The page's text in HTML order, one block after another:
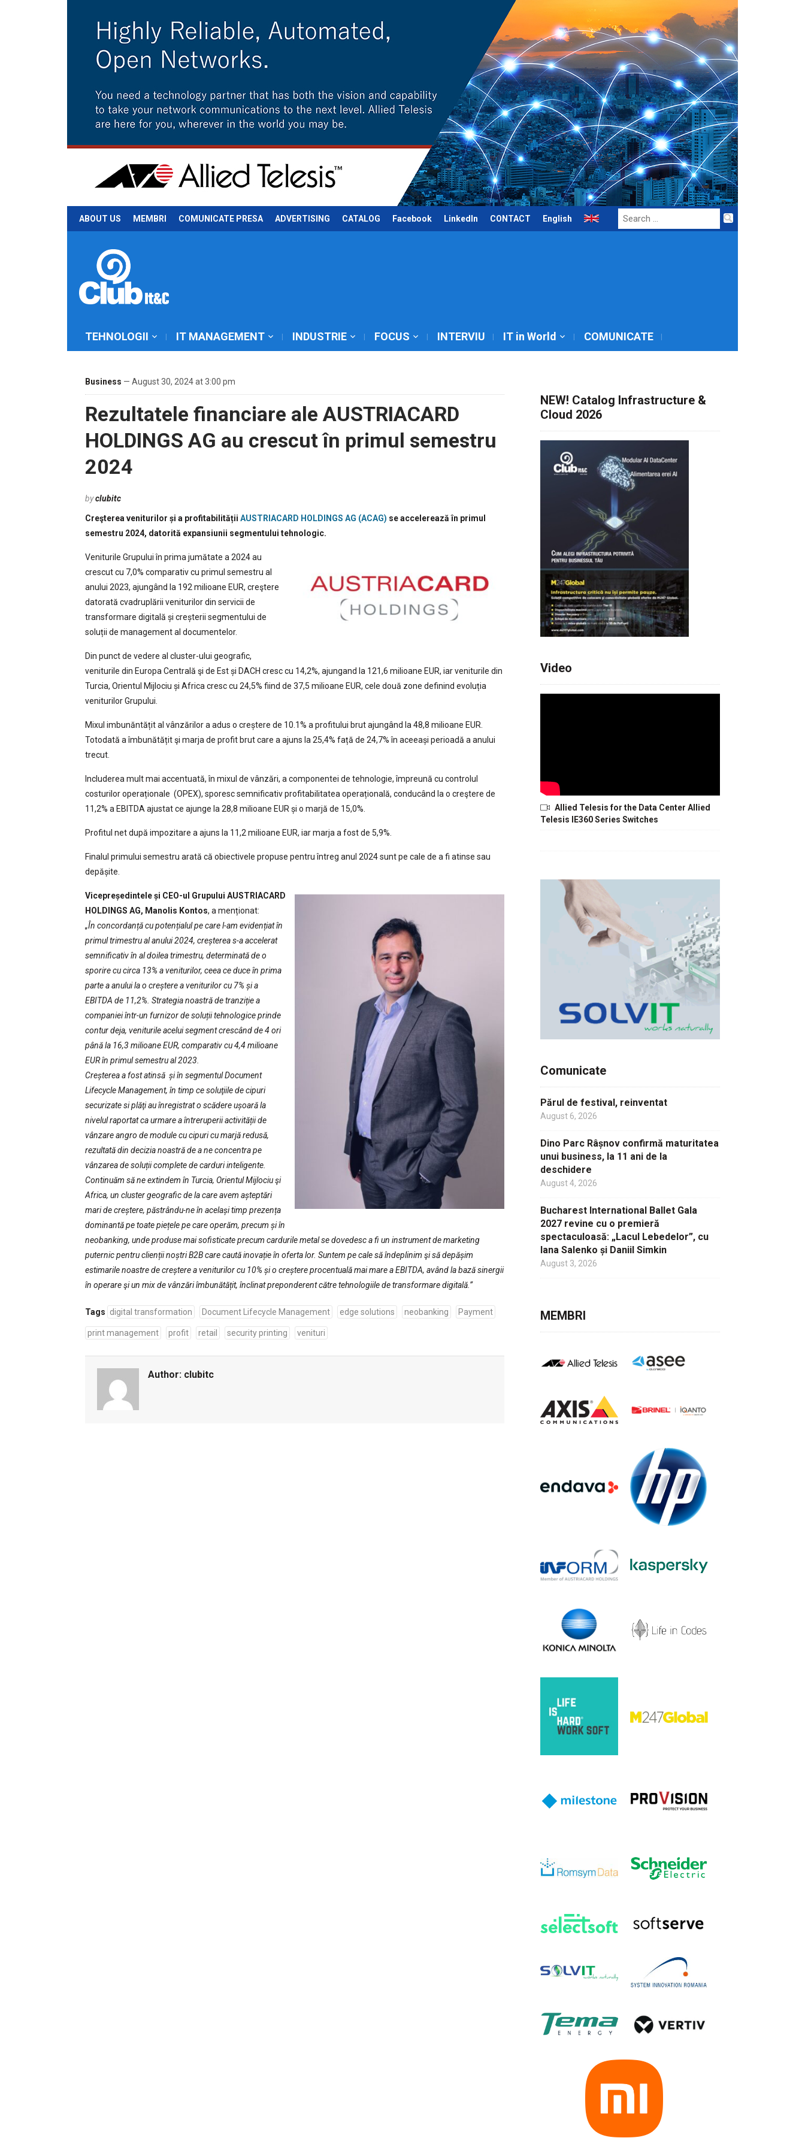
ABOUT US MEMBRI COMUNICATE PRESA ADVERTISING CATALOG Facebook LinkedIn CONTACT English
Search
for:
TEHNOLOGII IT MANAGEMENT INDUSTRIE FOCUS INTERVIU IT in World COMUNICATE
Business — August 30, 2024 at 3:00 pm
Rezultatele financiare ale AUSTRIACARD
HOLDINGS AG au crescut în primul semestru
2024
byclubitc
Creşterea veniturilor și a profitabilității AUSTRIACARD HOLDINGS AG (ACAG) se accelerează în primul
semestru 2024, datorită expansiunii segmentului tehnologic.
Veniturile Grupului în prima jumătate a 2024 au
crescut cu 7,0% comparativ cu primul semestru al
anului 2023, ajungând la 192 milioane EUR, creştere
datorată cvadruplării veniturilor din servicii de
transformare digitală și creșterii segmentului de
soluții de management al documentelor.
Din punct de vedere al cluster-ului geografic,
veniturile din Europa Centrală şi de Est și DACH cresc cu 14,2%, ajungand la 121,6 milioane EUR, iar veniturile din
Turcia, Orientul Mijlociu și Africa cresc cu 24,5% fiind de 37,5 milioane EUR, cele două zone definind evoluția
veniturilor Grupului.
Mixul imbunăntățit al vânzărilor a adus o creștere de 10.1% a profitului brut ajungând la 48,8 milioane EUR.
Totodată a îmbunătățit şi marja de profit brut care a ajuns la 25,4% față de 24,7% în aceeași perioadă a anului
trecut.
Includerea mult mai accentuată, în mixul de vânzări, a componentei de tehnologie, împreună cu controlul
costurilor operaționale (OPEX), sporesc semnificativ profitabilitatea operațională, conducând la o creştere de
11,2% a EBITDA ajustat ce ajunge la 28,8 milioane EUR și o marjă de 15,0%.
Profitul net după impozitare a ajuns la 11,2 milioane EUR, iar marja a fost de 5,9%.
Finalul primului semestru arată că obiectivele propuse pentru întreg anul 2024 sunt pe cale de a fi atinse sau
depășite.
Vicepreședintele și CEO-ul Grupului AUSTRIACARD
HOLDINGS AG, Manolis Kontos, a menționat:
„În concordanță cu potențialul pe care l-am evidențiat în
primul trimestru al anului 2024, creșterea s-a accelerat
semnificativ în al doilea trimestru, determinată de o
sporire cu circa 13% a veniturilor, ceea ce duce în prima
parte a anului la o creștere a veniturilor cu 7% și a
EBITDA de 11,2%. Strategia noastră de tranziție a
companiei într-un furnizor de soluții tehnologice prinde
contur deja, veniturile acelui segment crescând de 4 ori
până la 16,3 milioane EUR, comparativ cu 4,4 milioane
EUR în primul semestru al 2023.
Creșterea a fost atinsă și în segmentul Document
Lifecycle Management, în timp ce soluţiile de cipuri
securizate si plăţi au înregistrat o scădere ușoară la
nivelul raportat ca urmare a întreruperii activității de
vânzare angro de module cu cipuri cu marjă redusă,
rezultată din decizia noastră de a ne concentra pe
vânzarea de soluții complete de carduri inteligente.
Continuăm să ne extindem în Turcia, Orientul Mijlociu şi
Africa, un cluster geografic de la care avem așteptări
mari de creștere, păstrându-ne în același timp prezența
dominantă pe toate piețele pe care operăm, precum și în
neobanking, unde produse mai sofisticate precum cardurile metal se dovedesc a fi un instrument de marketing
puternic pentru clienții noștri B2B care caută inovație în oferta lor. Suntem pe cale să îndeplinim şi să depășim
estimarile noastre de creștere a veniturilor cu 10% și o creștere procentuală mai mare a EBITDA, având la bază sinergii
în operare şi un mix de vânzări îmbunătățit, înclinat preponderent către tehnologiile de transformare digitală.”
Tags digital transformation Document Lifecycle Management edge solutions neobanking Payment
print management profit retail security printing venituri
Author: clubitc
NEW! Catalog Infrastructure &
Cloud 2026
Video
Allied Telesis for the Data Center Allied
Telesis IE360 Series Switches
Comunicate
Părul de festival, reinventat
August 6, 2026
Dino Parc Râșnov confirmă maturitatea
unui business, la 11 ani de la
deschidere
August 4, 2026
Bucharest International Ballet Gala
2027 revine cu o premieră
spectaculoasă: „Lacul Lebedelor”, cu
Iana Salenko și Daniil Simkin
August 3, 2026
MEMBRI